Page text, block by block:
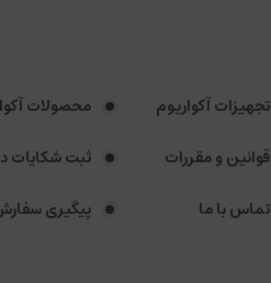
تجهیزات آکواریوم
محصولات
قوانین و مقررات
ثبت شکایات
تماس با ما پیگیری